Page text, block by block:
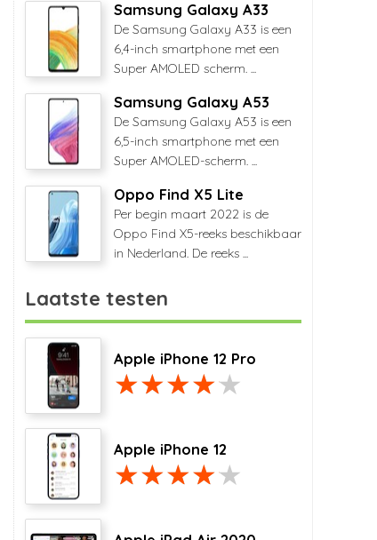
Samsung Galaxy A33
De Samsung Galaxy A33 is een
6,4-inch smartphone met een
Super AMOLED scherm. ...
Samsung Galaxy A53
De Samsung Galaxy A53 is een
6,5-inch smartphone met een
Super AMOLED-scherm. ...
Oppo Find X5 Lite
Per begin maart 2022 is de
Oppo Find X5-reeks beschikbaar
in Nederland. De reeks ...
Laatste testen
Apple iPhone 12 Pro
Apple iPhone 12